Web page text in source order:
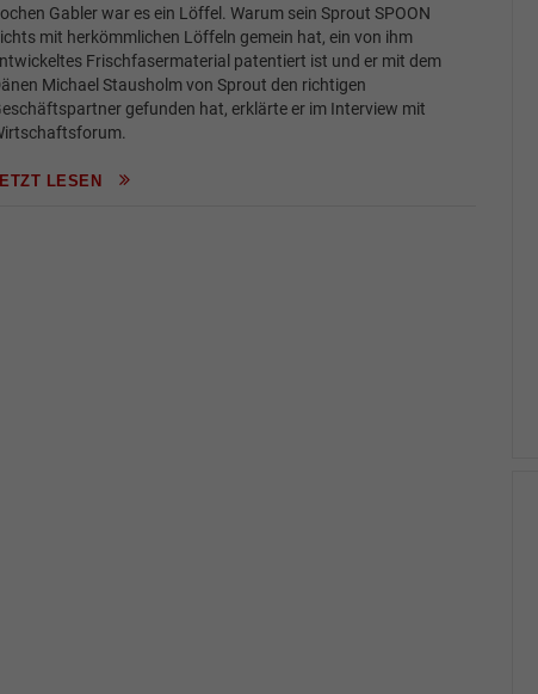
Gabler war es ein Löffel. Warum sein Sprout SPOON
mit herkömmlichen Löffeln gemein hat, ein von ihm
Frischfasermaterial patentiert ist und er mit dem
Michael Stausholm von Sprout den richtigen
gefunden hat, erklärte er im Interview mit
LESEN